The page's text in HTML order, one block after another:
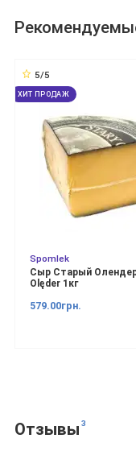
5/5
ХИТ ПРОДАЖ
Spomlek
Сыр Старый
Olęder 1кг
579.00грн.
Отзывы 3